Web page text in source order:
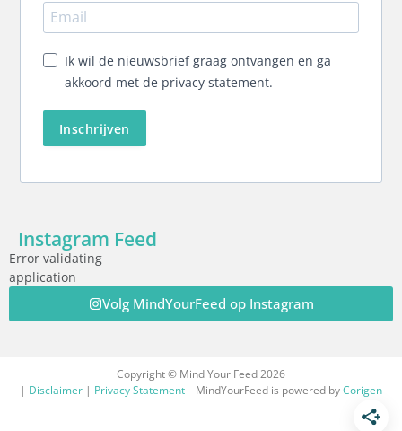
Ik wil de nieuwsbrief graag ontvangen en ga
akkoord met de privacy statement.
Inschrijven
Instagram Feed
Error validating
application
Volg MindYourFeed op Instagram
Copyright © Mind Your Feed 2026
| Disclaimer | Privacy Statement– MindYourFeed is powered byCorigen